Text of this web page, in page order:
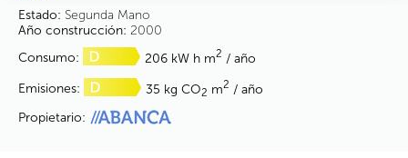
Estado: Segunda Mano
Año construcción: 2000
Consumo:
206 kW h m2 / año
Emisiones:
35 kg CO2 m2 / año
Propietario: